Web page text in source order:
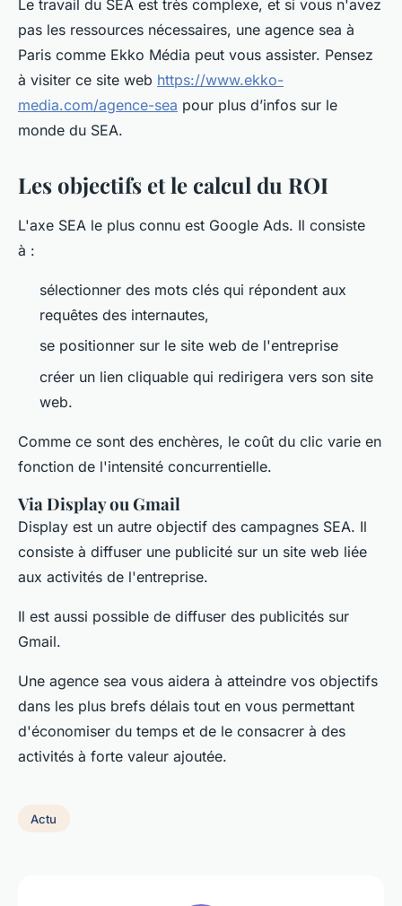
Le travail du SEA est très complexe, et si vous n'avez
pas les ressources nécessaires, une agence sea à
Paris comme Ekko Média peut vous assister. Pensez
à visiter ce site web https://www.ekko-
media.com/agence-sea pour plus d’infos sur le
monde du SEA.
Les objectifs et le calcul du ROI
L'axe SEA le plus connu est Google Ads. Il consiste
à :
sélectionner des mots clés qui répondent aux
requêtes des internautes,
se positionner sur le site web de l'entreprise
créer un lien cliquable qui redirigera vers son site
web.
Comme ce sont des enchères, le coût du clic varie en
fonction de l'intensité concurrentielle.
Via Display ou Gmail
Display est un autre objectif des campagnes SEA. Il
consiste à diffuser une publicité sur un site web liée
aux activités de l'entreprise.
Il est aussi possible de diffuser des publicités sur
Gmail.
Une agence sea vous aidera à atteindre vos objectifs
dans les plus brefs délais tout en vous permettant
d'économiser du temps et de le consacrer à des
activités à forte valeur ajoutée.
Actu